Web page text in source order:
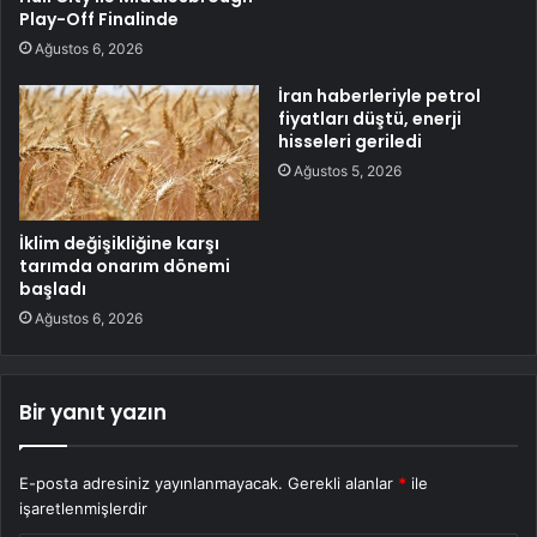
Play-Off Finalinde
Ağustos 6, 2026
İklim değişikliğine karşı
tarımda onarım dönemi
başladı
Ağustos 6, 2026
İran haberleriyle petrol
fiyatları düştü, enerji
hisseleri geriledi
Ağustos 5, 2026
Bir yanıt yazın
E-posta adresiniz yayınlanmayacak. Gerekli alanlar * ile
işaretlenmişlerdir